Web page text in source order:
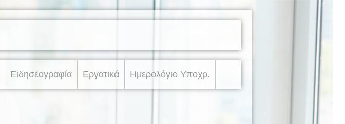
Ειδησεογραφία Εργατικά Ημερολόγιο Υποχρ.